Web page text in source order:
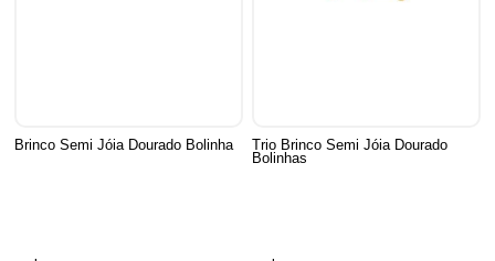
Brinco Semi Jóia Dourado Bolinha
Trio Brinco Semi Jóia Dourado
Bolinhas